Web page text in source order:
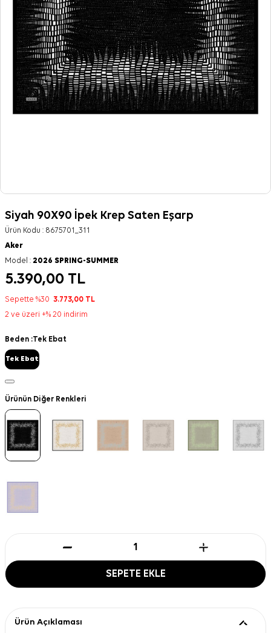
Siyah 90X90 İpek Krep Saten Eşarp
Ürün Kodu : 8675701_311
Aker
Model : 2026 SPRING-SUMMER
5.390,00 TL
Sepette %30 3.773,00 TL
2 ve üzeri +% 20 indirim
Beden :Tek Ebat
Tek Ebat
Ürünün Diğer Renkleri
SEPETE EKLE
Ürün Açıklaması